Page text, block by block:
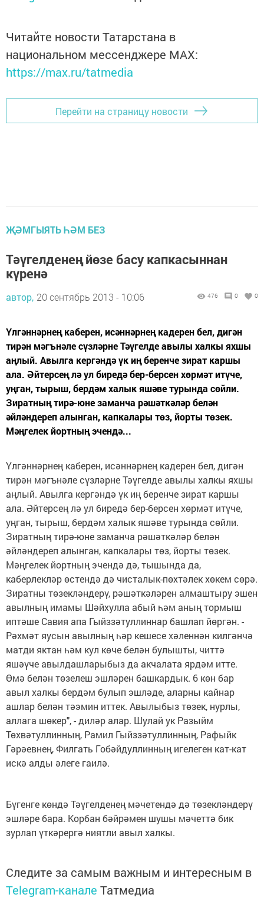
Читайте новости Татарстана в
национальном мессенджере MАХ:
https://max.ru/tatmedia
Перейти на страницу новости
ҖӘМГЫЯТЬ ҺӘМ БЕЗ
Тәүгелденең йөзе басу капкасыннан
күренә
автор, 20 сентябрь 2013 - 10:06 476 0 0
Үлгәннәрнең каберен, исәннәрнең кадерен бел, дигән
тирән мәгънәле сүзләрне Тәүгелде авылы халкы яхшы
аңлый. Авылга кергәндә үк иң беренче зират каршы
ала. Әйтерсең лә ул биредә бер-берсен хөрмәт итүче,
уңган, тырыш, бердәм халык яшәве турында сөйли.
Зиратның тирә-юне заманча рәшәткәләр белән
әйләндереп алынган, капкалары төз, йорты төзек.
Мәңгелек йортның эчендә...
Үлгәннәрнең каберен, исәннәрнең кадерен бел, дигән
тирән мәгънәле сүзләрне Тәүгелде авылы халкы яхшы
аңлый. Авылга кергәндә үк иң беренче зират каршы
ала. Әйтерсең лә ул биредә бер-берсен хөрмәт итүче,
уңган, тырыш, бердәм халык яшәве турында сөйли.
Зиратның тирә-юне заманча рәшәткәләр белән
әйләндереп алынган, капкалары төз, йорты төзек.
Мәңгелек йортның эчендә дә, тышында да,
каберлекләр өстендә дә чисталык-пөхтәлек хөкем сөрә.
Зиратны төзекләндерү, рәшәткәләрен алмаштыру эшен
авылның имамы Шәйхулла абый һәм аның тормыш
иптәше Савия апа Гыйззәтуллиннар башлап йөргән. -
Рәхмәт яусын авылның һәр кешесе хәленнән килгәнчә
матди яктан һәм кул көче белән булышты, читтә
яшәүче авылдашларыбыз да акчалата ярдәм итте.
Өмә белән төзелеш эшләрен башкардык. 6 көн бар
авыл халкы бердәм булып эшләде, аларны кайнар
ашлар белән тәэмин иттек. Авылыбыз төзек, нурлы,
аллага шөкер", - диләр алар. Шулай ук Разыйм
Төхвәтуллинның, Рамил Гыйззәтуллинның, Рафыйк
Гәрәевнең, Филгать Гобәйдуллинның игелеген кат-кат
искә алды әлеге гаилә.
Бүгенге көндә Тәүгелденең мәчетендә дә төзекләндерү
эшләре бара. Корбан бәйрәмен шушы мәчеттә бик
зурлап үткәрергә ниятли авыл халкы.
Следите за самым важным и интересным в
Telegram-канале Татмедиа